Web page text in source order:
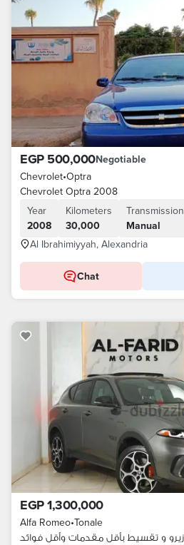
EGP 500,000Negotiable
Chevrolet•Optra
Chevrolet Optra 2008
Year
2008
Kilometers
30,000
Transmission
Manual
Al Ibrahimiyyah, Alexandria
Chat
EGP 1,300,000
Alfa Romeo•Tonale